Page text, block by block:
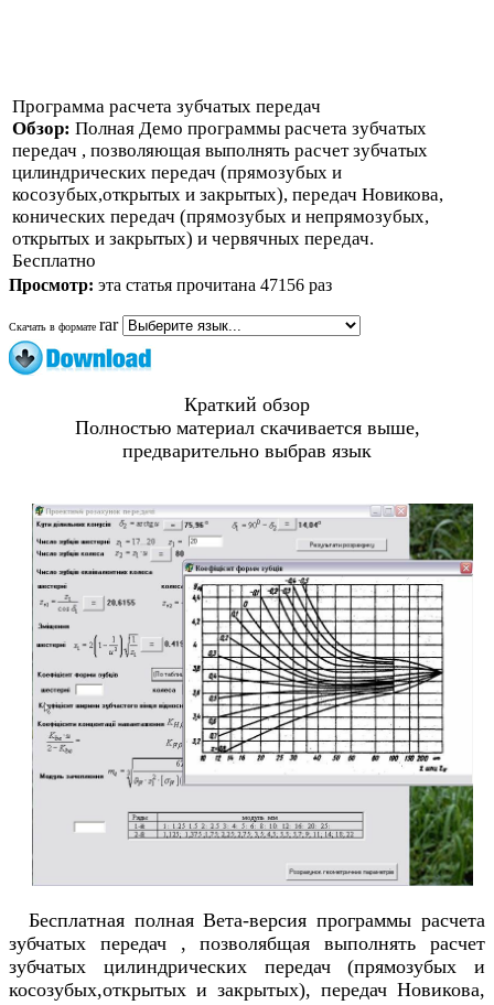
Программа расчета зубчатых передач
Обзор: Полная Демо программы расчета зубчатых
передач , позволяющая выполнять расчет зубчатых
цилиндрических передач (прямозубых и
косозубых,открытых и закрытых), передач Новикова,
конических передач (прямозубых и непрямозубых,
открытых и закрытых) и червячных передач.
Бесплатно
Просмотр: эта статья прочитана 47156 раз
Скачать в формате rar
Краткий обзор
Полностью материал скачивается выше,
предварительно выбрав язык
Бесплатная полная Вета-версия программы расчета
зубчатых передач , позволябщая выполнять расчет
зубчатых цилиндрических передач (прямозубых и
косозубых,открытых и закрытых), передач Новикова,